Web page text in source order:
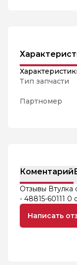
Тип запчасти
Партномер
Коментарий
Отзывы Втулка
- 48815-60111 0
Написать